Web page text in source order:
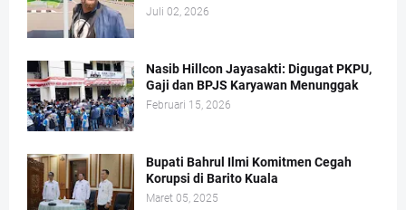
Juli 02, 2026
Nasib Hillcon Jayasakti: Digugat PKPU,
Gaji dan BPJS Karyawan Menunggak
Februari 15, 2026
Bupati Bahrul Ilmi Komitmen Cegah
Korupsi di Barito Kuala
Maret 05, 2025